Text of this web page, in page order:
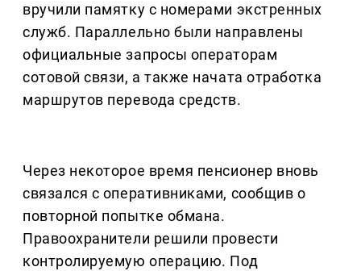
вручили памятку с номерами экстренных
служб. Параллельно были направлены
официальные запросы операторам
сотовой связи, а также начата отработка
маршрутов перевода средств.
Через некоторое время пенсионер вновь
связался с оперативниками, сообщив о
повторной попытке обмана.
Правоохранители решили провести
контролируемую операцию. Под